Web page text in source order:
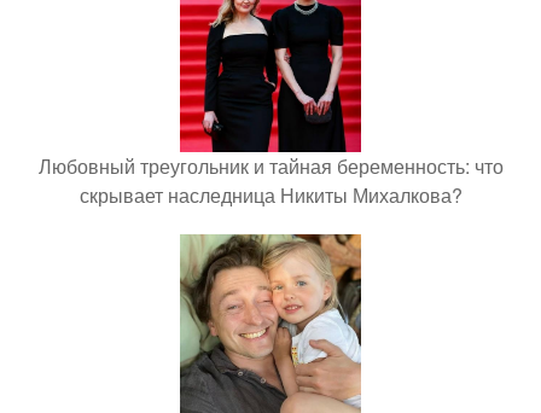
Любовный треугольник и тайная беременность: что
скрывает наследница Никиты Михалкова?